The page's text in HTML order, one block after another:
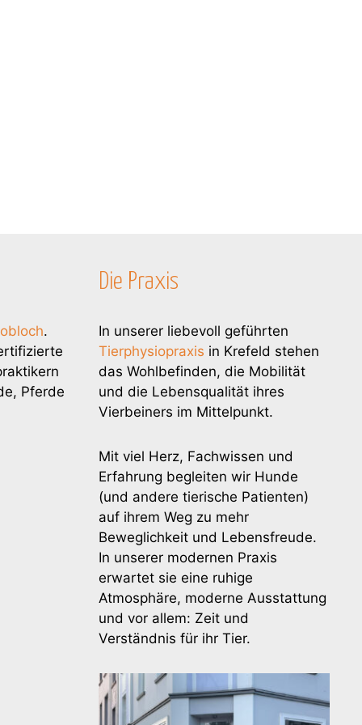
.
Pferde
Die Praxis
In unserer liebevoll geführten
Tierphysiopraxis in Krefeld stehen
das Wohlbefinden, die Mobilität
und die Lebensqualität ihres
Vierbeiners im Mittelpunkt.
Mit viel Herz, Fachwissen und
Erfahrung begleiten wir Hunde
(und andere tierische Patienten)
auf ihrem Weg zu mehr
Beweglichkeit und Lebensfreude.
In unserer modernen Praxis
erwartet sie eine ruhige
Atmosphäre, moderne Ausstattung
und vor allem: Zeit und
Verständnis für ihr Tier.